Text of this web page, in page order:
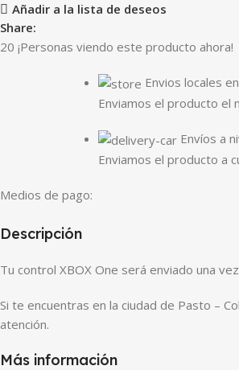
Añadir a la lista de deseos
Share:
20 ¡Personas viendo este producto ahora!
Envios locales
Enviamos el producto el
Envíos a
Enviamos el producto a
Medios de pago:
Descripción
Tu control XBOX One será enviado una
Si te encuentras en la ciudad de Pasto –
atención.
Más información